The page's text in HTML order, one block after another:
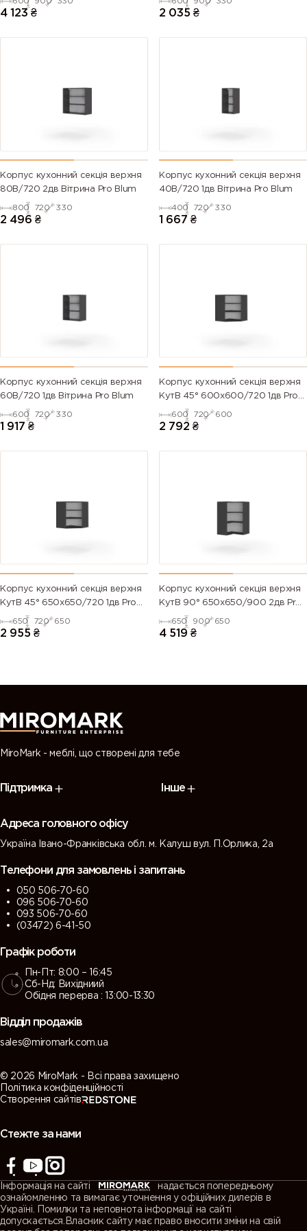
4 123 ₴ 2 035 ₴
Корпус кухонний секцiя верхня
80В/720 2дв Вітрина Pro Blum
800 720 330
2 496 ₴
Корпус кухонний секцiя верхня
40В/720 1дв Вітрина Pro Blum
400 720 330
1 667 ₴
Корпус кухонний секцiя верхня
60В/720 1дв Вітрина Pro Blum
600 720 330
1 917 ₴
Корпус кухонний секцiя верхня
КутВ 45° 600х600/720 1дв Pro
600 720 600
2 792 ₴
Корпус кухонний секцiя верхня
КутВ 45° 650х650/720 1дв Pro
650 720 650
2 955 ₴
Корпус кухонний секцiя верхня
КутВ 90° 650х650/900 2дв Pro
650 900 650
4 519 ₴
MiroMark - меблі, що створені для тебе
Підтримка Інше
Адреса головного офісу
Україна Івано-Франківська обл. м. Калуш вул. П.Орлика, 2а
Телефони для замовлень і запитань
050 506-70-60
096 506-70-60
093 506-70-60
(03472) 6-41-50
Графік роботи
Пн-Пт: 8:00 – 16:45
Сб-Нд: Вихідниий
Обідня перерва : 13:00-13:30
Відділ продажів
sales@miromark.com.ua
© 2026 MiroMark - Всі права захищено
Політика конфіденційності
Створення сайтів
Стежте за нами
Інформація на сайті
надається попередньому
ознайомленню та вимагає уточнення у офіційних дилерів в
Україні. Помилки та неповнота інформації на сайті
допускається.Власник сайту має право вносити зміни на свій